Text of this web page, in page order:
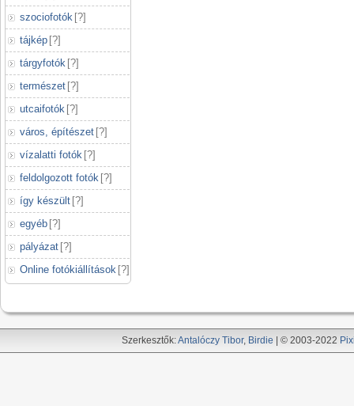
szociofotók [?]
tájkép [?]
tárgyfotók [?]
természet [?]
utcaifotók [?]
város, építészet [?]
vízalatti fotók [?]
feldolgozott fotók [?]
így készült [?]
egyéb [?]
pályázat [?]
Online fotókiállítások [?]
Szerkesztők:Antalóczy Tibor, Birdie | © 2003-2022